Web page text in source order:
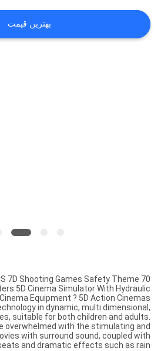
POLICY
بهترین قیمت
7D Shooting Games Safety Theme
5D Cinema Simulator With Hydraulic
Equipment ? 5D Action Cinemas
in dynamic, multi dimensional,
suitable for both children and adults.
overwhelmed with the stimulating and
with surround sound, coupled with
and dramatic effects such as rain,